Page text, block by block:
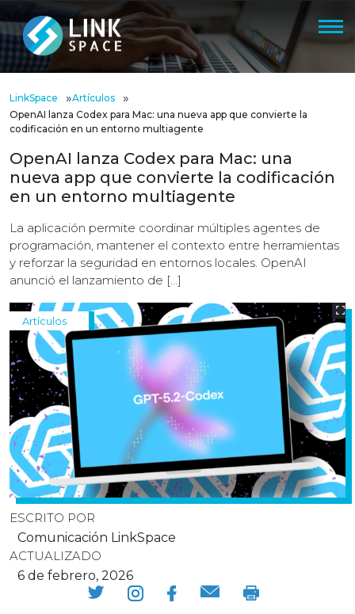
LinkSpace »Artículos »
OpenAI lanza Codex para Mac: una nueva app que convierte la
codificación en un entorno multiagente
OpenAI lanza Codex para Mac: una
nueva app que convierte la codificación
en un entorno multiagente
La aplicación permite coordinar múltiples agentes de
programación, mantener el contexto entre herramientas
y reforzar la seguridad en entornos locales. OpenAI
anunció el lanzamiento de […]
Artículos
ESCRITO POR
Comunicación LinkSpace
ACTUALIZADO
6 de febrero, 2026